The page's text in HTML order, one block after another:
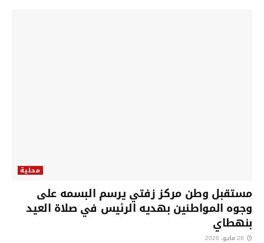
محلية
مستقبل وطن مركز زفتي يرسم البسمه على
وجوه المواطنين بهديه الرئيس في صلاة العيد
بنهطاي